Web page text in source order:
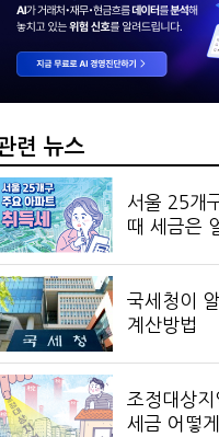
국세청, 재심리 추진에 납세자
련 뉴스
서울 25개
때 세금은
국세청이
계산방법
조정대상
세금 어떻